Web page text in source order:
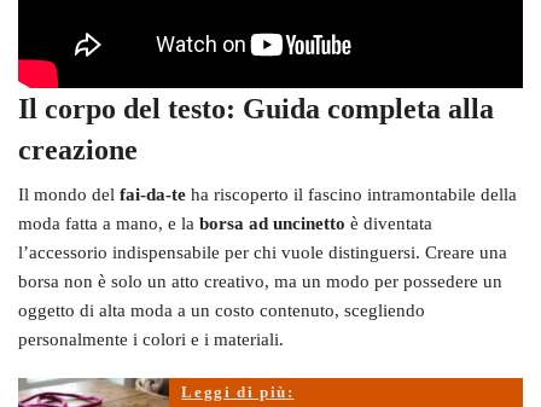
Il corpo del testo: Guida completa alla
creazione
Il mondo del fai-da-te ha riscoperto il fascino intramontabile della
moda fatta a mano, e la borsa ad uncinetto è diventata
l’accessorio indispensabile per chi vuole distinguersi. Creare una
borsa non è solo un atto creativo, ma un modo per possedere un
oggetto di alta moda a un costo contenuto, scegliendo
personalmente i colori e i materiali.
Leggi di più: